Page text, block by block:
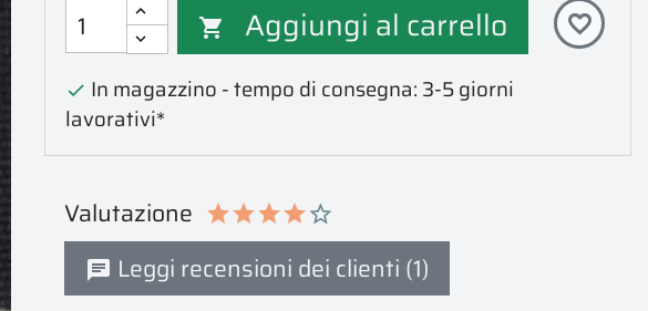
 Aggiungi al carrello favorite_border
 In magazzino - tempo di consegna: 3-5 giorni
lavorativi*
Valutazione
Leggi recensioni dei clienti (1)